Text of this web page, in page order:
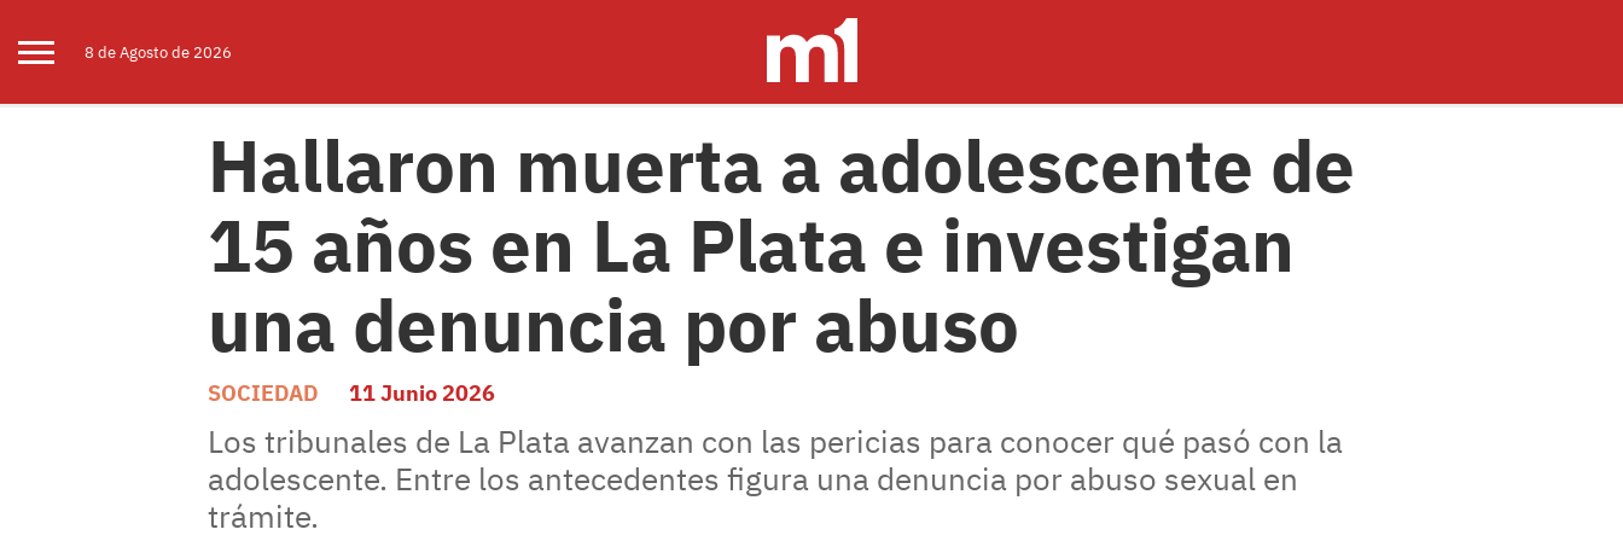
8 deAgostode 2026
Hallaron muerta a adolescente de
15 años en La Plata e investigan
una denuncia por abuso
SOCIEDAD 11 Junio 2026
Los tribunales de La Plata avanzan con las pericias para conocer qué pasó con la
adolescente. Entre los antecedentes figura una denuncia por abuso sexual en
trámite.